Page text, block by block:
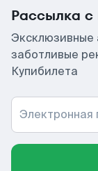
Рассылка
Эксклюзивные
заботливые
Купибилета
Электронная